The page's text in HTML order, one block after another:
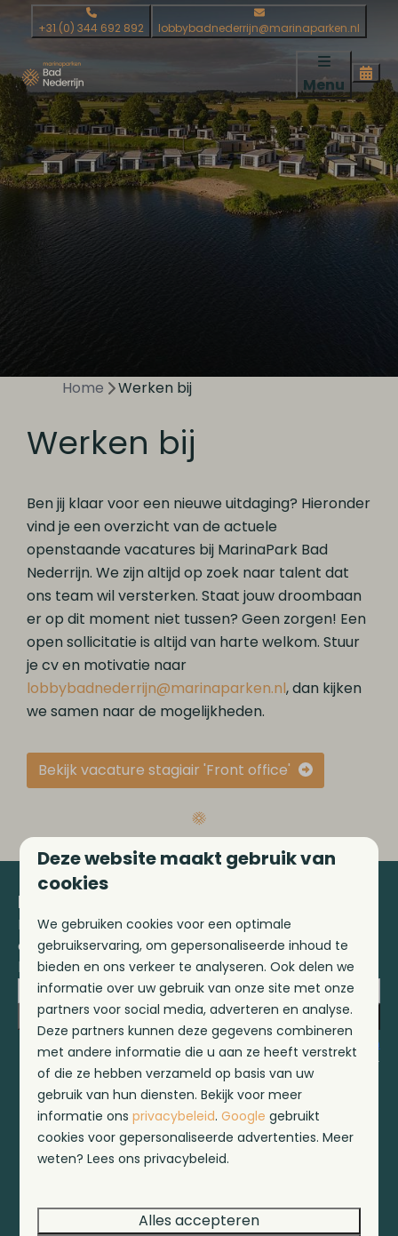
+31 (0) 344 692 892 lobbybadnederrijn@marinaparken.nl
Menu
Home Werken bij
Werken bij
Ben jij klaar voor een nieuwe uitdaging? Hieronder
vind je een overzicht van de actuele
openstaande vacatures bij MarinaPark Bad
Nederrijn. We zijn altijd op zoek naar talent dat
ons team wil versterken. Staat jouw droombaan
er op dit moment niet tussen? Geen zorgen! Een
open sollicitatie is altijd van harte welkom. Stuur
je cv en motivatie naar
lobbybadnederrijn@marinaparken.nl, dan kijken
we samen naar de mogelijkheden.
Bekijk vacature stagiair 'Front office'
Blijf op de hoogte!
Meld je aan voor onze nieuwsbrief en
ontvang het laatste nieuws en diverse
kortingen!
Inschrijven
Beveiligd door reCaptcha, privacybeleid en
servicevoorwaarden
zijn van toepassing.
Veilig betalen
Deze website maakt gebruik van
cookies
We gebruiken cookies voor een optimale
gebruikservaring, om gepersonaliseerde inhoud te
bieden en ons verkeer te analyseren. Ook delen we
informatie over uw gebruik van onze site met onze
partners voor social media, adverteren en analyse.
Deze partners kunnen deze gegevens combineren
met andere informatie die u aan ze heeft verstrekt
of die ze hebben verzameld op basis van uw
gebruik van hun diensten. Bekijk voor meer
informatie onsprivacybeleid.Google gebruikt
cookies voor gepersonaliseerde advertenties. Meer
weten? Lees ons privacybeleid.
Alles accepteren